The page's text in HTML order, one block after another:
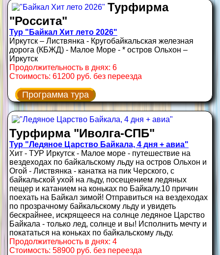
Турфирма
"Россита"
Тур "Байкал Хит лето 2026"
Иркутск – Листвянка - Кругобайкальская железная
дорога (КБЖД) - Малое Море - * остров Ольхон –
Иркутск
Продолжительность в днях: 6
Стоимость: 61200 руб. без переезда
Программа тура
Турфирма "Иволга-СПБ"
Тур "Ледяное Царство Байкала, 4 дня + авиа"
Хит - ТУР Иркутск - Малое море - путешествие на
вездеходах по байкальскому льду на остров Ольхон и
Огой - Листвянка - канатка на пик Черского, с
байкальской ухой на льду, посещением ледяных
пещер и катанием на коньках по Байкалу.10 причин
поехать на Байкал зимой! Отправиться на вездеходах
по прозрачному байкальскому льду и увидеть
бескрайнее, искрящееся на солнце ледяное Царство
Байкала - только лед, солнце и вы! Исполнить мечту и
покататься на коньках по байкальскому льду.
Продолжительность в днях: 4
Стоимость: 58900 руб. без переезда